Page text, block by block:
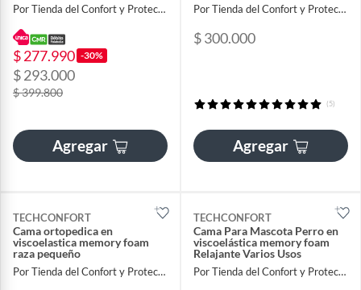
Por Tienda del Confort y Proteccion
$ 277.990 -30%
$ 293.000
$ 399.800
Agregar
Por Tienda del Confort y Proteccion
$ 300.000
(5)
Agregar
TECHCONFORT
Cama ortopedica en
viscoelastica memory foam
raza pequeño
Por Tienda del Confort y Proteccion
TECHCONFORT
Cama Para Mascota Perro en
viscoelástica memory foam
Relajante Varios Usos
Por Tienda del Confort y Proteccion